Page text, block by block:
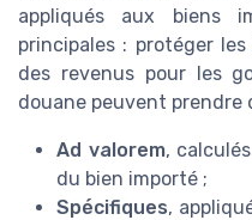
appliqués aux biens
principales : protéger
des revenus pour les
douane peuvent prendre
Ad valorem,
du bien importé ;
Spécifiques,